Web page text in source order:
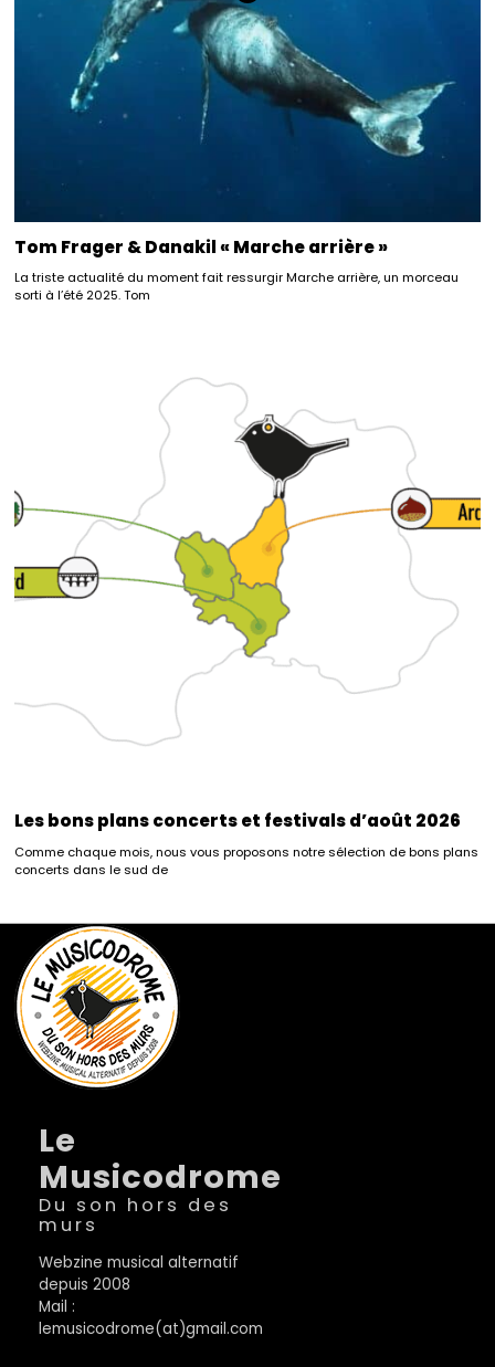
Tom Frager & Danakil « Marche arrière »
La triste actualité du moment fait ressurgir Marche arrière, un morceau
sorti à l’été 2025. Tom
Les bons plans concerts et festivals d’août 2026
Comme chaque mois, nous vous proposons notre sélection de bons plans
concerts dans le sud de
Le
Musicodrome
Du son hors des
murs
Webzine musical alternatif
depuis 2008
Mail :
lemusicodrome(at)gmail.com